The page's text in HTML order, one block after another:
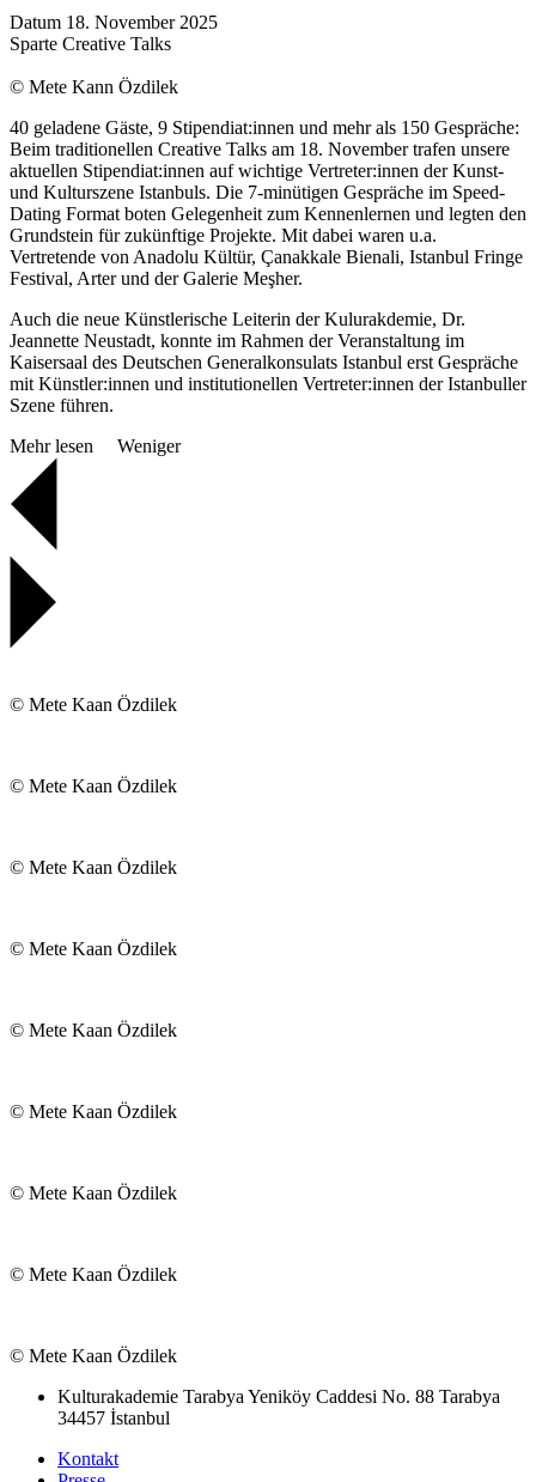
Datum 18. November 2025
Sparte Creative Talks
© Mete Kann Özdilek
40 geladene Gäste, 9 Stipendiat:innen und mehr als 150 Gespräche:
Beim traditionellen Creative Talks am 18. November trafen unsere
aktuellen Stipendiat:innen auf wichtige Vertreter:innen der Kunst-
und Kulturszene Istanbuls. Die 7-minütigen Gespräche im Speed-
Dating Format boten Gelegenheit zum Kennenlernen und legten den
Grundstein für zukünftige Projekte. Mit dabei waren u.a.
Vertretende von Anadolu Kültür, Çanakkale Bienali, Istanbul Fringe
Festival, Arter und der Galerie Meşher.
Auch die neue Künstlerische Leiterin der Kulurakdemie, Dr.
Jeannette Neustadt, konnte im Rahmen der Veranstaltung im
Kaisersaal des Deutschen Generalkonsulats Istanbul erst Gespräche
mit Künstler:innen und institutionellen Vertreter:innen der Istanbuller
Szene führen.
Mehr lesen
Weniger
© Mete Kaan Özdilek
© Mete Kaan Özdilek
© Mete Kaan Özdilek
© Mete Kaan Özdilek
© Mete Kaan Özdilek
© Mete Kaan Özdilek
© Mete Kaan Özdilek
© Mete Kaan Özdilek
© Mete Kaan Özdilek
Kulturakademie Tarabya Yeniköy Caddesi No. 88 Tarabya
34457 İstanbul
Kontakt